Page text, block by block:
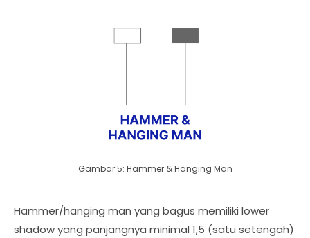
Gambar 5: Hammer & Hanging Man
Hammer/hanging man yang bagus memiliki lower
shadow yang panjangnya minimal 1,5 (satu setengah)